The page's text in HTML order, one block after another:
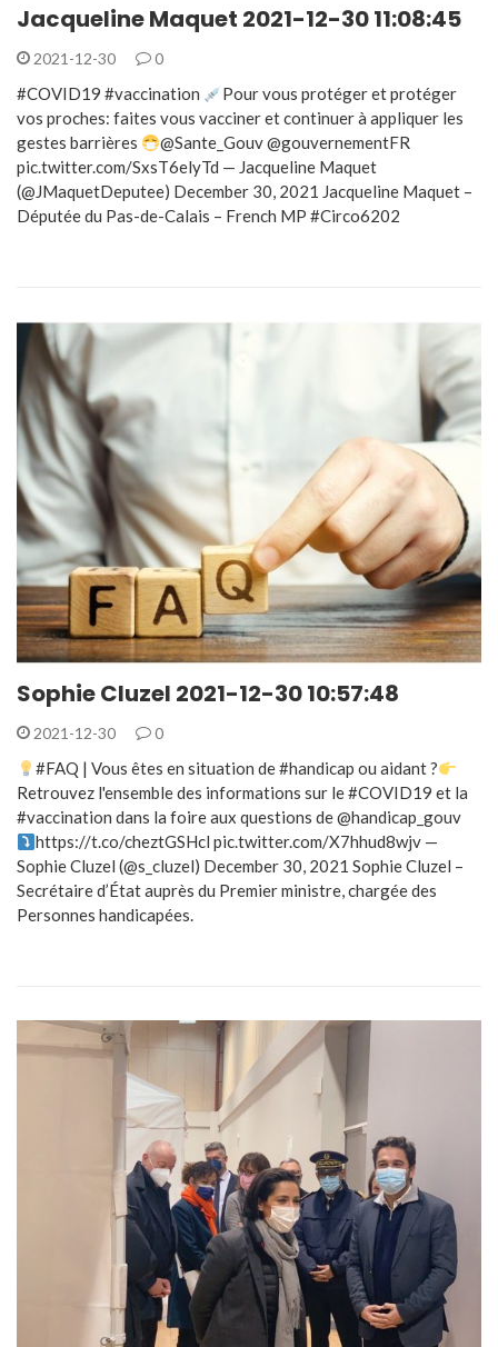
Jacqueline Maquet 2021-12-30 11:08:45
2021-12-30 0
#COVID19 #vaccination
Pour vous protéger et protéger
vos proches: faites vous vacciner et continuer à appliquer les
gestes barrières
@Sante_Gouv @gouvernementFR
pic.twitter.com/SxsT6elyTd — Jacqueline Maquet
(@JMaquetDeputee) December 30, 2021 Jacqueline Maquet –
Députée du Pas-de-Calais – French MP #Circo6202
Sophie Cluzel 2021-12-30 10:57:48
2021-12-30 0
#FAQ | Vous êtes en situation de #handicap ou aidant ?
Retrouvez l'ensemble des informations sur le #COVID19 et la
#vaccination dans la foire aux questions de @handicap_gouv
https://t.co/cheztGSHcl pic.twitter.com/X7hhud8wjv —
Sophie Cluzel (@s_cluzel) December 30, 2021 Sophie Cluzel –
Secrétaire d’État auprès du Premier ministre, chargée des
Personnes handicapées.